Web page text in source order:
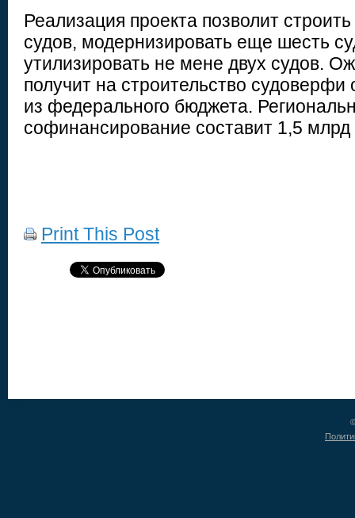
Реализация проекта позволит
судов, модернизировать еще шесть
утилизировать не мене двух судов.
получит на строительство
из федерального бюджета.
софинансирование составит 1,5 млрд
Print This Post